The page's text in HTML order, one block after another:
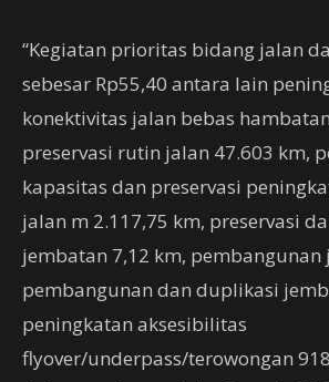
“Kegiatan prioritas bidang jalan
sebesar Rp55,40 antara lain
konektivitas jalan bebas
preservasi rutin jalan 47.603 km,
kapasitas dan preservasi
jalan m 2.117,75 km, preservasi
jembatan 7,12 km, pembangunan
pembangunan dan duplikasi
peningkatan aksesibilitas
flyover/underpass/terowongan